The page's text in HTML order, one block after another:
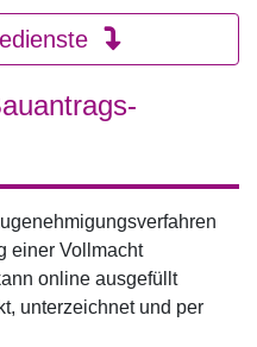
einer Vollmacht
online ausgefüllt
unterzeichnet und per